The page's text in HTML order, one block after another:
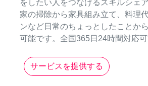
をしたい人をつなげるスキルシェ
家の掃除から家具組み立て、料理
ンなど日常のちょっとしたことか
可能です。全国365日24時間対応可
サービスを提供する